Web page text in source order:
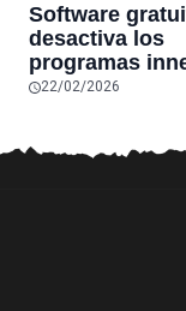
Software
desactiva los
programas
de Windows 11
reduciendo el
RAM y mucho
22/02/2026